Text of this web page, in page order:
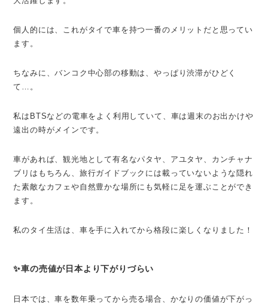
個人的には、これがタイで車を持つ一番のメリットだと思ってい
ます。
ちなみに、バンコク中心部の移動は、やっぱり渋滞がひどく
て…。
私はBTSなどの電車をよく利用していて、車は週末のお出かけや
遠出の時がメインです。
車があれば、観光地として有名なパタヤ、アユタヤ、カンチャナ
ブリはもちろん、旅行ガイドブックには載っていないような隠れ
た素敵なカフェや自然豊かな場所にも気軽に足を運ぶことができ
ます。
私のタイ生活は、車を手に入れてから格段に楽しくなりました！
✨車の売値が日本より下がりづらい
日本では、車を数年乗ってから売る場合、かなりの価値が下がっ